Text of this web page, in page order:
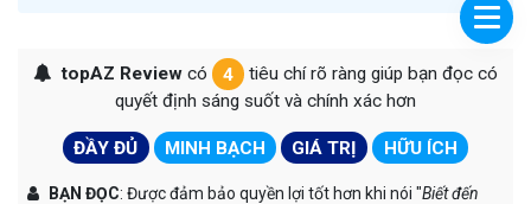
topAZ Reviewcó 4
tiêu chí rõ ràng giúp bạn đọc có
quyết định sáng suốt và chính xác hơn
ĐẦY ĐỦ MINH BẠCH GIÁ TRỊ HỮU ÍCH
BẠN ĐỌC: Được đảm bảo quyền lợi tốt hơn khi nói "Biết đến